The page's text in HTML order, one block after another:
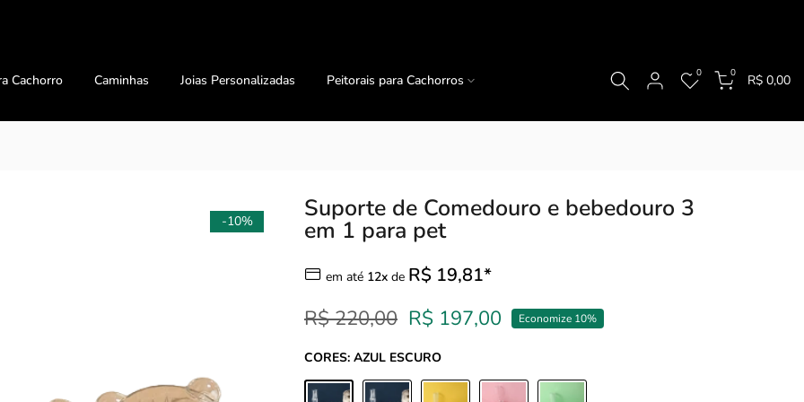
Cachorro Caminhas Joias Personalizadas Peitorais para Cachorros 0 0 R$ 0,00
-10% Suporte de Comedouro e bebedouro 3
em 1 para pet
em até 12x de R$ 19,81*
R$ 220,00 R$ 197,00 Economize 10%
CORES: AZUL ESCURO